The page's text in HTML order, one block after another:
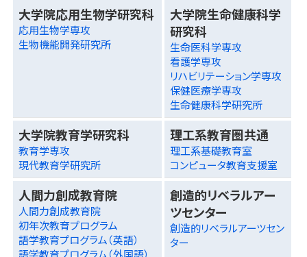
大学院応用生物学研究科
応用生物学専攻
生物機能開発研究所
大学院生命健康科学
研究科
生命医科学専攻
看護学専攻
リハビリテーション学専攻
保健医療学専攻
生命健康科学研究所
大学院教育学研究科
教育学専攻
現代教育学研究所
理工系教育圏共通
理工系基礎教育室
コンピュータ教育支援室
人間力創成教育院
人間力創成教育院
初年次教育プログラム
語学教育プログラム（英語）
語学教育プログラム（外国語）
創造的リベラルアー
ツセンター
創造的リベラルアーツセン
ター